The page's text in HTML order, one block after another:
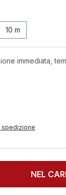
10 m
immediata,
spedizione
NEL